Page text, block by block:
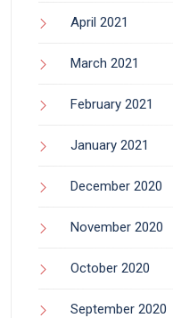
April 2021
March 2021
February 2021
January 2021
December 2020
November 2020
October 2020
September 2020